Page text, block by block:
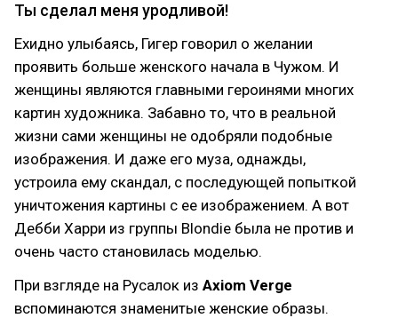
Ты сделал меня уродливой!
Ехидно улыбаясь, Гигер говорил о желании
проявить больше женского начала в Чужом. И
женщины являются главными героинями многих
картин художника. Забавно то, что в реальной
жизни сами женщины не одобряли подобные
изображения. И даже его муза, однажды,
устроила ему скандал, с последующей попыткой
уничтожения картины с ее изображением. А вот
Дебби Харри из группы Blondie была не против и
очень часто становилась моделью.
При взгляде на Русалок из Axiom Verge
вспоминаются знаменитые женские образы.